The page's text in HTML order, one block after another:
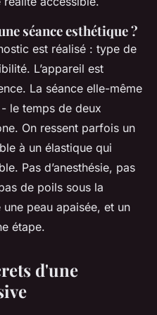
séance esthétique ?
est réalisé : type de
L’appareil est
La séance elle-même
- le temps de deux
On ressent parfois un
à un élastique qui
Pas d’anesthésie, pas
de poils sous la
peau apaisée, et un
étape.
d'une